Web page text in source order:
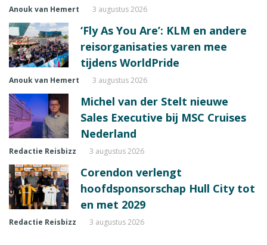
Anouk van Hemert 3 augustus 2026
‘Fly As You Are’: KLM en andere
reisorganisaties varen mee
tijdens WorldPride
Anouk van Hemert 3 augustus 2026
Michel van der Stelt nieuwe
Sales Executive bij MSC Cruises
Nederland
Redactie Reisbizz 3 augustus 2026
Corendon verlengt
hoofdsponsorschap Hull City tot
en met 2029
Redactie Reisbizz 3 augustus 2026